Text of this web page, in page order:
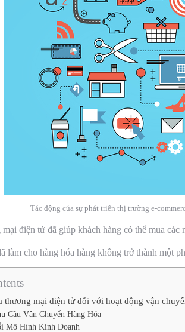
Tác động của sự phát triển thị trường e-
điện tử đã giúp khách hàng có thể mua các
làm cho hàng hóa hàng không trở thành một
thương mại điện tử đối với hoạt động vận
Cầu Vận Chuyển Hàng Hóa
Mô Hình Kinh Doanh